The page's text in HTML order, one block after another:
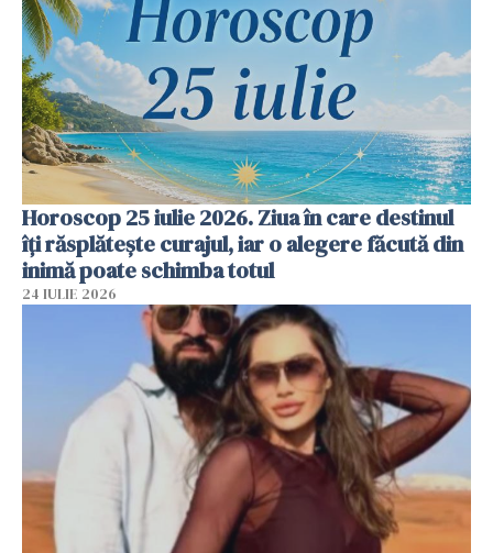
Horoscop 25 iulie 2026. Ziua în care destinul
îți răsplătește curajul, iar o alegere făcută din
inimă poate schimba totul
24 IULIE 2026